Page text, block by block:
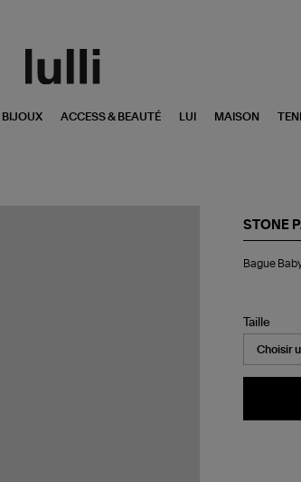
BIJOUX ACCESS & BEAUTÉ LUI MAISON
STONE
Diamants
Bague
Taille